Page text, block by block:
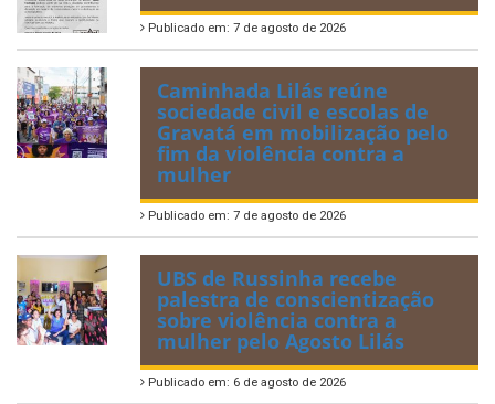
Publicado em: 7 de agosto de 2026
Caminhada Lilás reúne
sociedade civil e escolas de
Gravatá em mobilização pelo
fim da violência contra a
mulher
Publicado em: 7 de agosto de 2026
UBS de Russinha recebe
palestra de conscientização
sobre violência contra a
mulher pelo Agosto Lilás
Publicado em: 6 de agosto de 2026